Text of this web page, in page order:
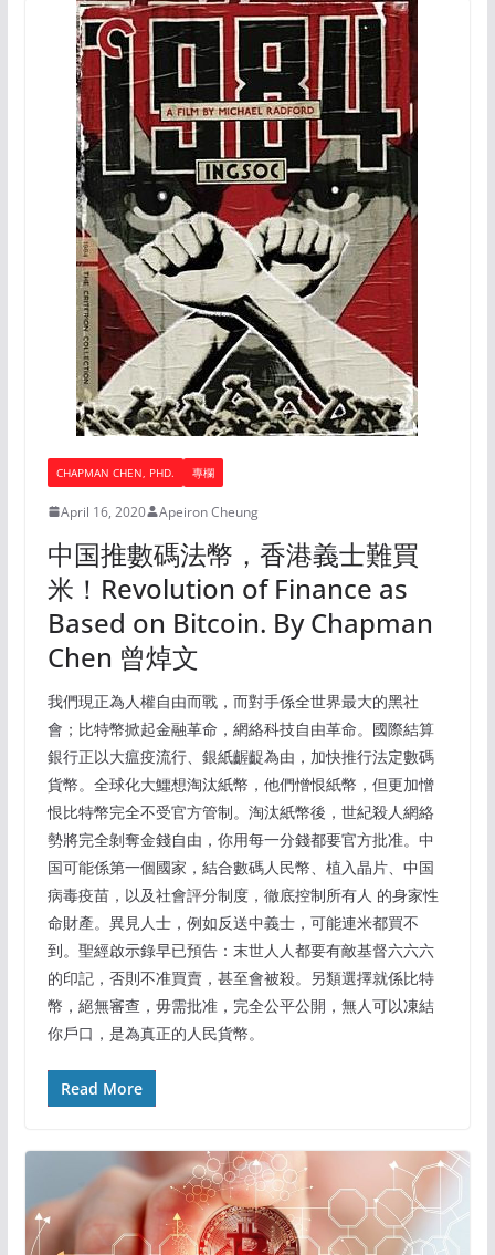
CHAPMAN CHEN, PHD. 專欄
April 16, 2020 Apeiron Cheung
中国推數碼法幣，香港義士難買
米！Revolution of Finance as
Based on Bitcoin. By Chapman
Chen 曾焯文
我們現正為人權自由而戰，而對手係全世界最大的黑社
會；比特幣掀起金融革命，網絡科技自由革命。國際結算
銀行正以大瘟疫流行、銀紙齷齪為由，加快推行法定數碼
貨幣。全球化大鱷想淘汰紙幣，他們憎恨紙幣，但更加憎
恨比特幣完全不受官方管制。淘汰紙幣後，世紀殺人網絡
勢將完全剝奪金錢自由，你用每一分錢都要官方批准。中
国可能係第一個國家，結合數碼人民幣、植入晶片、中国
病毒疫苗，以及社會評分制度，徹底控制所有人 的身家性
命財產。異見人士，例如反送中義士，可能連米都買不
到。聖經啟示錄早已預告：末世人人都要有敵基督六六六
的印記，否則不准買賣，甚至會被殺。另類選擇就係比特
幣，絕無審查，毋需批准，完全公平公開，無人可以凍結
你戶口，是為真正的人民貨幣。
Read More